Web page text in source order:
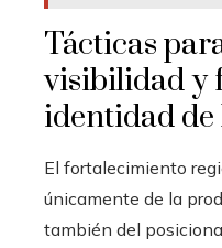
Tácticas
visibilidad y
identidad
El fortalecimiento
únicamente de la
también del